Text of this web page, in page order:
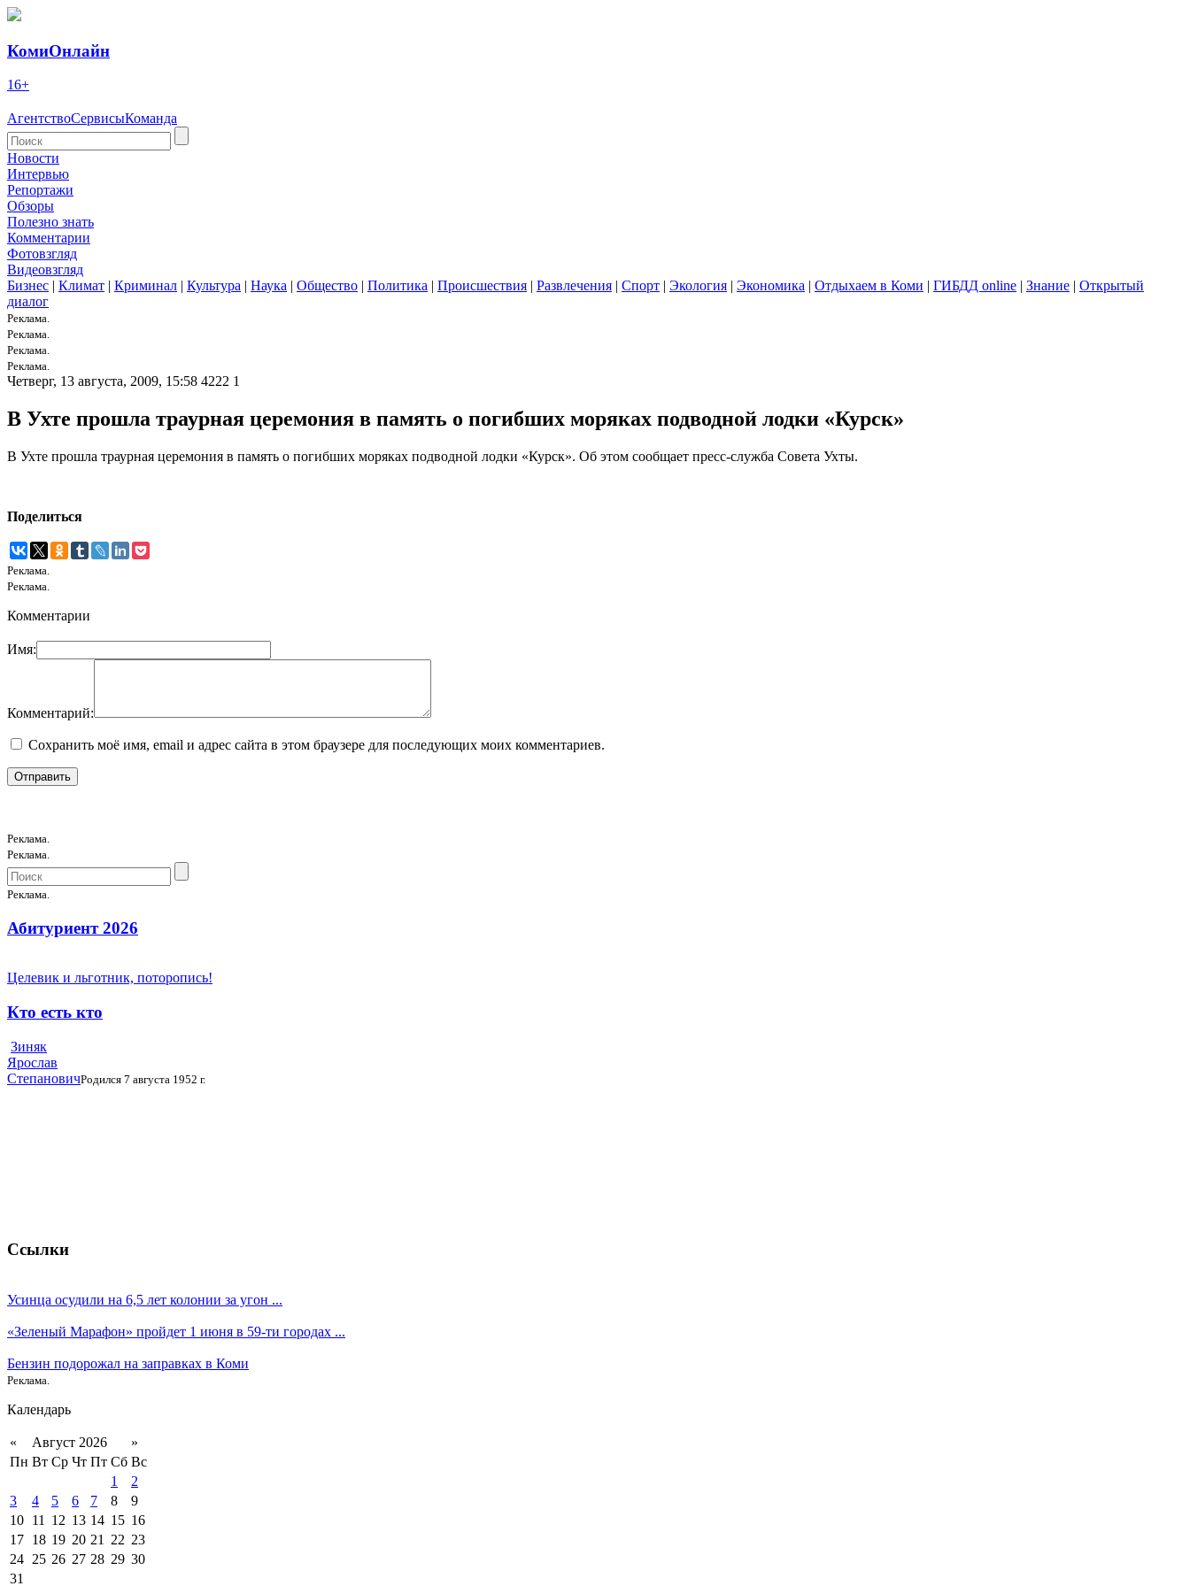
КомиОнлайн
16+
АгентствоСервисыКоманда
Новости
Интервью
Репортажи
Обзоры
Полезно знать
Комментарии
Фотовзгляд
Видеовзгляд
Бизнес | Климат | Криминал | Культура | Наука | Общество | Политика | Происшествия | Развлечения | Спорт | Экология | Экономика | Отдыхаем в Коми | ГИБДД online | Знание | Открытый
диалог
Реклама.
Реклама.
Реклама.
Реклама.
Четверг, 13 августа, 2009, 15:58 4222 1
В Ухте прошла траурная церемония в память о погибших моряках подводной лодки «Курск»
В Ухте прошла траурная церемония в память о погибших моряках подводной лодки «Курск». Об этом сообщает пресс-служба Совета Ухты.
Поделиться
Реклама.
Реклама.
Комментарии
Имя:
Комментарий:
Сохранить моё имя, email и адрес сайта в этом браузере для последующих моих комментариев.
Реклама.
Реклама.
Реклама.
Абитуриент 2026
Целевик и льготник, поторопись!
Кто есть кто
Зиняк
Ярослав
СтепановичРодился 7 августа 1952 г.
Ссылки
Усинца осудили на 6,5 лет колонии за угон ...
«Зеленый Марафон» пройдет 1 июня в 59-ти городах ...
Бензин подорожал на заправках в Коми
Реклама.
Календарь
« Август 2026
»
Пн Вт Ср Чт Пт Сб Вс
1
2
3
4 5 6 7 8
9
10 11 12 13 14 15 16
17 18 19 20 21 22 23
24 25 26 27 28 29 30
31